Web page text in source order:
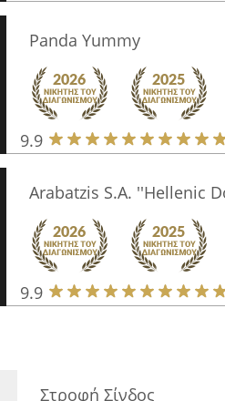
Panda Yummy
9.9
Arabatzis S.A. ''Hellenic
9.9
Στροφή Σίνδος